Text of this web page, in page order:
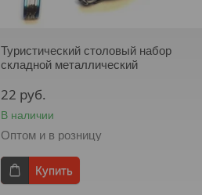
Туристический столовый набор
складной металлический
22 руб.
В наличии
Оптом и в розницу
Купить